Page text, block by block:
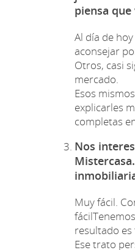
piensa
Al día de
aconsejar
Otros, casi
mercado.
Esos
explicarles
completas
Nos
Muy fácil.
resultado es
Ese trato